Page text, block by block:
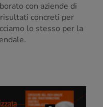
con aziende di
concreti per
lo stesso per la